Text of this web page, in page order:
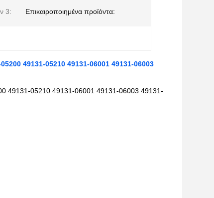
3: Επικαιροποιημένα προϊόντα:
49131-05210 49131-06001 49131-06003
49131-05210 49131-06001 49131-06003 49131-